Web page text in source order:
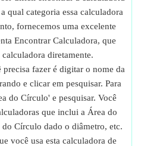
qual categoria essa calculadora
fornecemos uma excelente
Encontrar Calculadora, que
diretamente.
fazer é digitar o nome da
e clicar em pesquisar. Para
do Círculo' e pesquisar. Você
que inclui a Área do
Círculo dado o diâmetro, etc.
você usa esta calculadora de